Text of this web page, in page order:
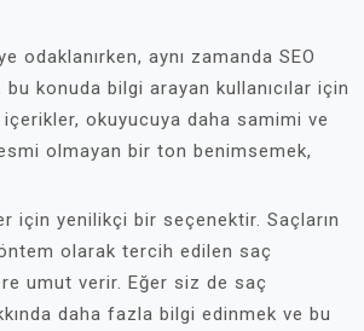
aynı zamanda SEO
konuda bilgi arayan kullanıcılar için
içerikler, okuyucuya daha samimi ve
olmayan bir ton benimsemek,
için yenilikçi bir seçenektir. Saçların
olarak tercih edilen saç
umut verir. Eğer siz de saç
daha fazla bilgi edinmek ve bu